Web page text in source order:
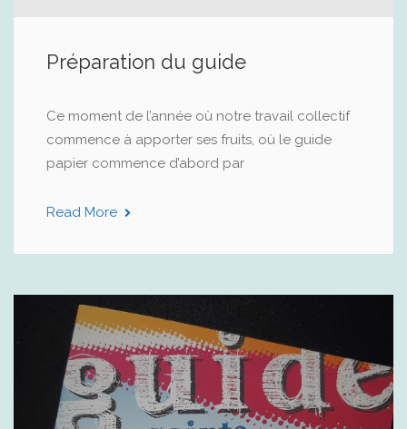
Préparation du guide
Ce moment de l’année où notre travail collectif
commence à apporter ses fruits, où le guide
papier commence d’abord par
Read More